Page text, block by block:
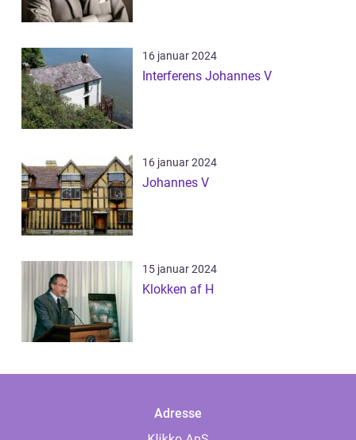
16 januar 2024
Interferens Johannes V
16 januar 2024
Johannes V
15 januar 2024
Klokken af H
Adresse